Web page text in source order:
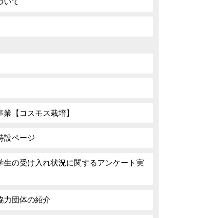
て
業【コスモス栽培】
設ページ
生の受け入れ状況に関するアンケート実
力団体の紹介